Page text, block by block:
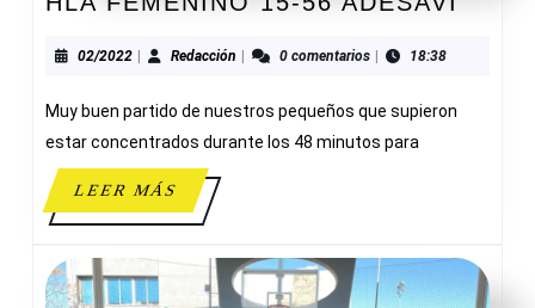
02/202202/2022Redacción Redacción0 comentarios 18:38
Muy buen partido de nuestros pequeños que supieron
estar concentrados durante los 48 minutos para
LEER MÁSLEER
MÁS